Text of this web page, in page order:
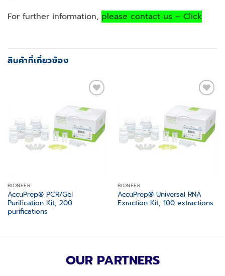
For further information, please contact us – Click
สินค้าที่เกี่ยวข้อง
wishlist
BIONEER
AccuPrep® PCR/Gel
Purification Kit, 200
purifications
wishlist
BIONEER
AccuPrep® Universal RNA
Exraction Kit, 100 extractions
OUR PARTNERS